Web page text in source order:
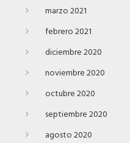
marzo 2021
febrero 2021
diciembre 2020
noviembre 2020
octubre 2020
septiembre 2020
agosto 2020